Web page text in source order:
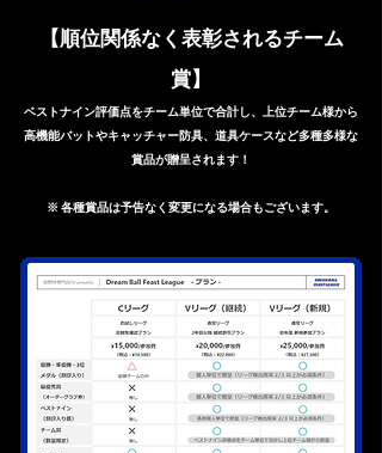
【順位関係なく表彰されるチーム
賞】
ベストナイン評価点をチーム単位で合計し、上位チーム様から
高機能バットやキャッチャー防具、道具ケースなど多種多様な
賞品が贈呈されます！
※ 各種賞品は予告なく変更になる場合もございます。